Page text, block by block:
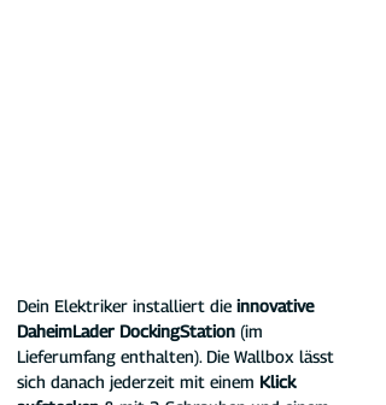
Dein Elektriker installiert die innovative
DaheimLader DockingStation (im
Lieferumfang enthalten). Die Wallbox lässt
sich danach jederzeit mit einem Klick